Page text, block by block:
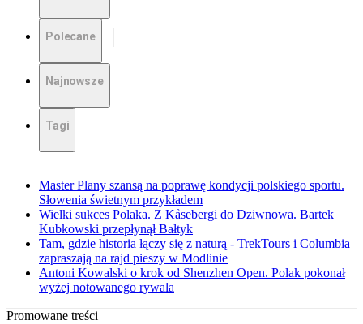
Polecane
Najnowsze
Tagi
Master Plany szansą na poprawę kondycji polskiego sportu.
Słowenia świetnym przykładem
Wielki sukces Polaka. Z Kåsebergi do Dziwnowa. Bartek
Kubkowski przepłynął Bałtyk
Tam, gdzie historia łączy się z naturą - TrekTours i Columbia
zapraszają na rajd pieszy w Modlinie
Antoni Kowalski o krok od Shenzhen Open. Polak pokonał
wyżej notowanego rywala
Promowane treści